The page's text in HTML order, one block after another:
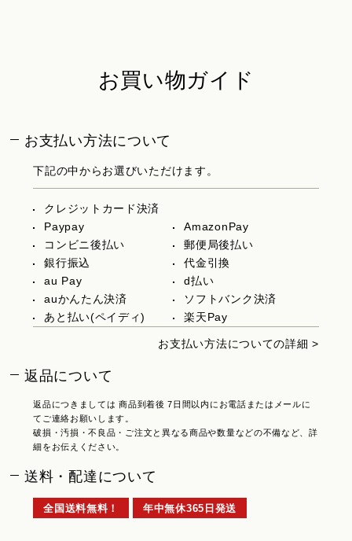
お買い物ガイド
お支払い方法について
下記の中からお選びいただけます。
クレジットカード決済
Paypay
AmazonPay
コンビニ後払い
郵便局後払い
銀行振込
代金引換
au Pay
d払い
auかんたん決済
ソフトバンク決済
あと払い(ペイディ)
楽天Pay
お支払い方法についての詳細 >
返品について
返品につきましては 商品到着後 7日間以内にお電話またはメールに
てご連絡お願いします。
破損・汚損・不良品・ご注文と異なる商品や数量などの不備など、詳
細をお伝えください。
送料・配達について
全国送料無料！ 年中無休365日発送